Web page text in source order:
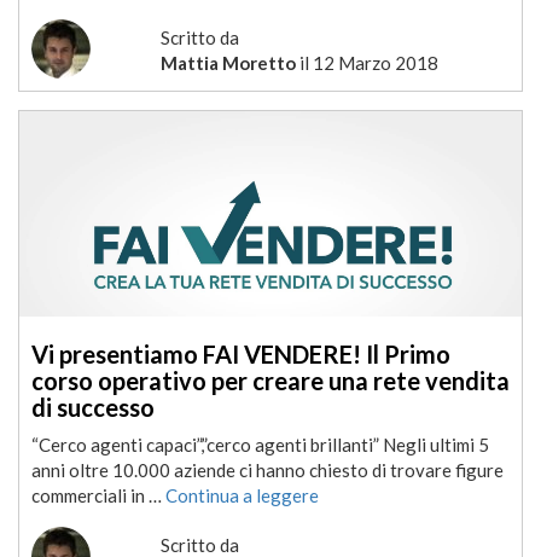
Scritto da
Mattia Morettoil 12 Marzo 2018
Vi presentiamo FAI VENDERE! Il Primo
corso operativo per creare una rete vendita
di successo
“Cerco agenti capaci”,”cerco agenti brillanti” Negli ultimi 5
anni oltre 10.000 aziende ci hanno chiesto di trovare figure
commerciali in … Continua a leggere
Scritto da